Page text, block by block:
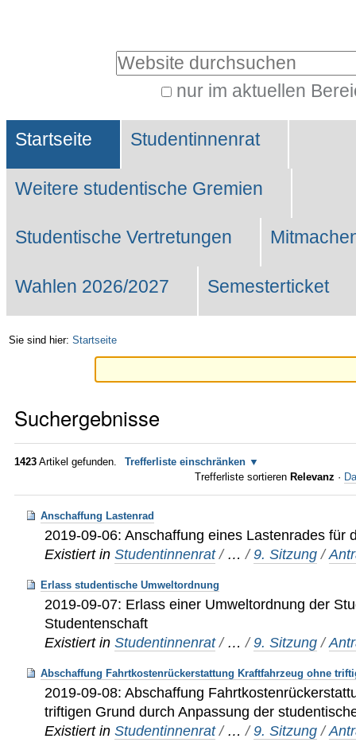
Website durchsuchen
nur im aktuellen
Suche…
Sektionen
Startseite Studentinnenrat
Weitere studentische Gremien
Studentische Vertretungen
Wahlen 2026/2027 Semesterticket
Sie sind hier: Startseite
Suchergebnisse
1423 Artikel gefunden.
Trefferliste einschränken
Trefferliste sortieren Relevanz ·
Anschaffung Lastenrad
2019-09-06: Anschaffung eines Lastenrades für
Existiert in Studentinnenrat / …/9. Sitzung /
Erlass studentische Umweltordnung
2019-09-07: Erlass einer Umweltordnung der
Studentenschaft
Existiert in Studentinnenrat / …/9. Sitzung /
Abschaffung Fahrtkostenrückerstattung Kraftfahrzeug ohne
2019-09-08: Abschaffung
triftigen Grund durch Anpassung der
Existiert in Studentinnenrat / …/9. Sitzung /